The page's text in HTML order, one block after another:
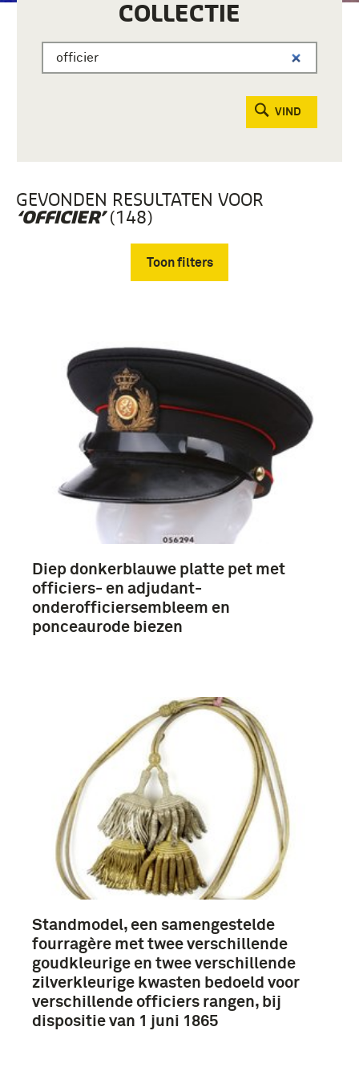
COLLECTIE
VIND
GEVONDEN RESULTATEN VOOR
‘OFFICIER’(148)
Toon filters
Fotografisch materiaal (98)
hoofddeksels (14)
Geheugen van Nederland, ZBKW (3)
Meer
Koninklijke Landmacht (1813/1814-heden) (95)
onbekend (82)
Officier (26)
Meer
Nederland (24)
Diep donkerblauwe platte pet met
officiers- en adjudant-
onderofficiersembleem en
ponceaurode biezen
Standmodel, een samengestelde
fourragère met twee verschillende
goudkleurige en twee verschillende
zilverkleurige kwasten bedoeld voor
verschillende officiers rangen, bij
dispositie van 1 juni 1865